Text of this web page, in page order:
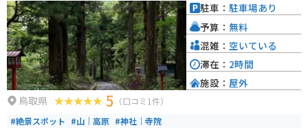
鳥取県 5 （口コミ1件）
#絶景スポット #山｜高原 #神社｜寺院
駐車： 駐車場あり
予算： 無料
混雑： 空いている
滞在： 2時間
施設： 屋外